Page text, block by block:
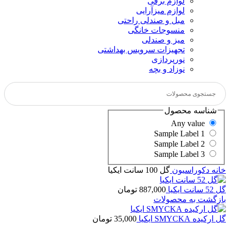
لوازم میزآرایی
مبل و صندلی راحتی
منسوجات خانگی
میز و صندلی
تجهیزات سرویس بهداشتی
نورپردازی
نوزاد و بچه
شناسه محصول
خانه دکوراسیون گل 100 سانت ايكيا
گل 52 سانت ايكيا 887,000 تومان
بازگشت به محصولات
گل اركيده SMYCKA ایکیا 35,000 تومان